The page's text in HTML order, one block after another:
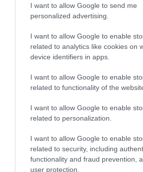
I want to allow Google to send me
personalized advertising.
I want to allow Google to enable
related to analytics like cookies on
device identifiers in apps.
I want to allow Google to enable
related to functionality of the
I want to allow Google to enable
related to personalization.
I want to allow Google to enable
related to security, including
functionality and fraud prevention,
user protection.
04.08.2026 | 15:02
υπουργό Ι.Βαρβιτσιώτη